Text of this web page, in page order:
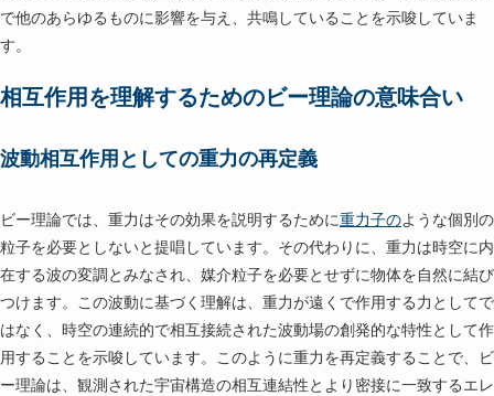
で他のあらゆるものに影響を与え、共鳴していることを示唆していま
す。
相互作用を理解するためのビー理論の意味合い
波動相互作用としての重力の再定義
ビー理論では、重力はその効果を説明するために重力子のような個別の
粒子を必要としないと提唱しています。その代わりに、重力は時空に内
在する波の変調とみなされ、媒介粒子を必要とせずに物体を自然に結び
つけます。この波動に基づく理解は、重力が遠くで作用する力としてで
はなく、時空の連続的で相互接続された波動場の創発的な特性として作
用することを示唆しています。このように重力を再定義することで、ビ
ー理論は、観測された宇宙構造の相互連結性とより密接に一致するエレ